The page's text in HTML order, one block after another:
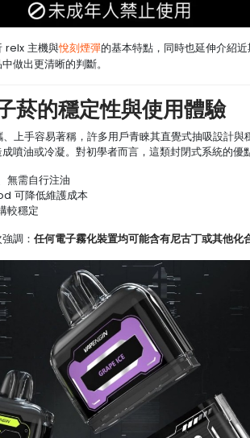
relx 主機與悅刻煙彈的基本特點，同時也延伸介紹
做出更清晰的判斷。
菸的穩定性與使用體驗
上手容易著稱，許多用戶青睞其直覺式抽吸設計與
噴油或冷凝。對初學者而言，這類封閉式系統的優
無需自行注油
可降低維護成本
較穩定
調： 任何電子霧化裝置均可能含有尼古丁或其他化